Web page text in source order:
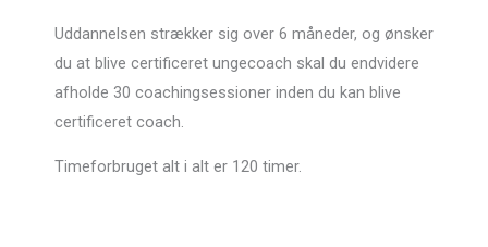
Uddannelsen strækker sig over 6 måneder, og ønsker
du at blive certificeret ungecoach skal du endvidere
afholde 30 coachingsessioner inden du kan blive
certificeret coach.
Timeforbruget alt i alt er 120 timer.